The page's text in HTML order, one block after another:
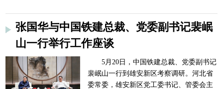
张国华与中国铁建总裁、党委副书记裴岷
山一行举行工作座谈
5月20日，中国铁建总裁、党委副书记
裴岷山一行到雄安新区考察调研。河北省
委常委，雄安新区党工委书记、管委会主